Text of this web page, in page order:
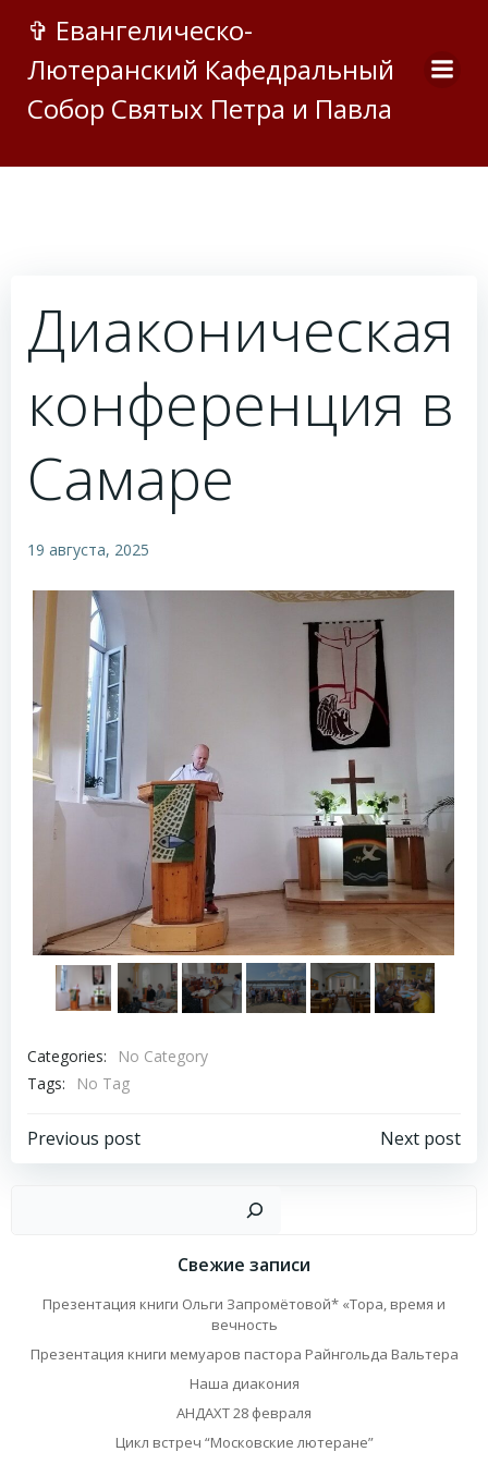
к
содержимому
✞ Евангелическо-
Лютеранский Кафедральный
Собор Святых Петра и Павла
Диаконическая
конференция в
Самаре
19 августа, 2025
Categories:
No Category
Tags:
No Tag
Навигация
записям
Previous post
Навигация
по
записям
Next post
Свежие записи
Презентация книги Ольги Запромётовой* «Тора, время и
вечность
Презентация книги мемуаров пастора Райнгольда Вальтера
Наша диакония
АНДАХТ 28 февраля
Цикл встреч “Московские лютеране”